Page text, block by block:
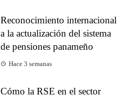
Reconocimiento internacional
a la actualización del sistema
de pensiones panameño
Hace 3 semanas
Cómo la RSE en el sector